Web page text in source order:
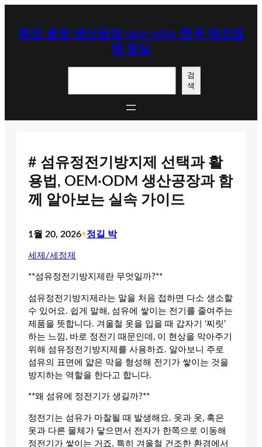
제조 공장 생산공장 oem odm-한국 제조업
체 정보
검
색
# 섬유정전기방지제 선택과 활
용법, OEM·ODM 생산공장과 함
께 알아보는 실속 가이드
1월 20, 2026•정길 박
세제/세정제
**섬유정전기방지제란 무엇일까?**
섬유정전기방지제라는 말을 처음 접하면 다소 생소할
수 있어요. 쉽게 말해, 섬유에 쌓이는 전기를 줄여주는
제품을 뜻합니다. 겨울철 옷을 입을 때 갑자기 ‘찌릿’
하는 느낌, 바로 정전기 때문인데, 이 현상을 막아주기
위해 섬유정전기방지제를 사용하죠. 알아보니 주로
섬유의 표면에 얇은 막을 형성해 전기가 쌓이는 것을
방지하는 역할을 한다고 합니다.
**왜 섬유에 정전기가 생길까?**
정전기는 섬유가 마찰될 때 발생해요. 옷과 옷, 혹은
옷과 다른 물체가 닿으면서 전자가 한쪽으로 이동해
정전기가 쌓이는 거죠. 특히 겨울철 건조한 환경에서